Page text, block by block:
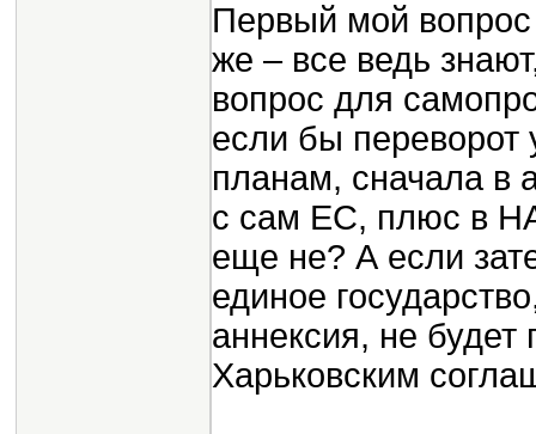
Первый мой
же – все ведь
вопрос для
если бы переворот
планам, сначала в
с сам ЕС, плюс в
еще не? А если
единое
аннексия, не будет
Харьковским